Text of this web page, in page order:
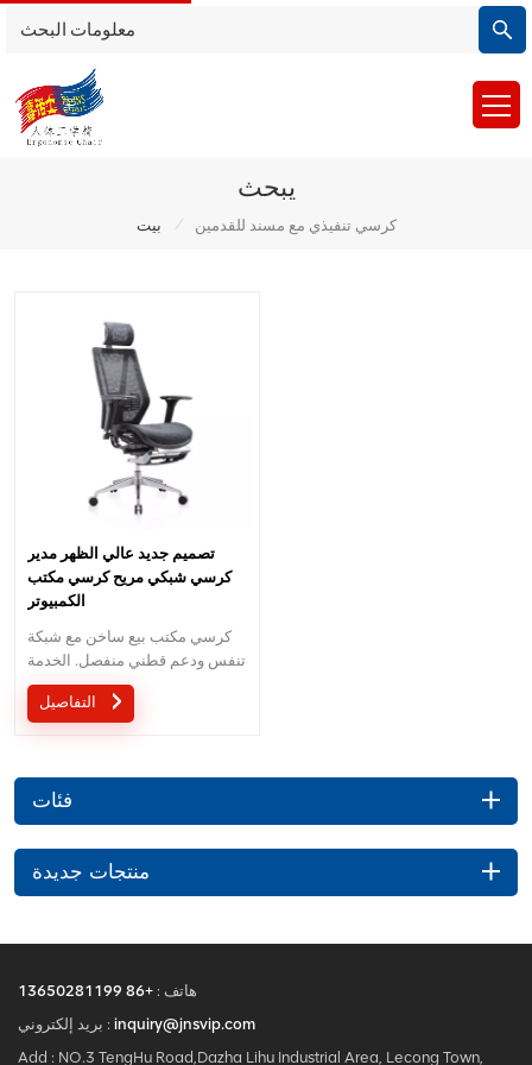
يبحث
بيت / كرسي تنفيذي مع مسند للقدمين
تصميم جديد عالي الظهر مدير
كرسي شبكي مريح كرسي مكتب
الكمبيوتر
كرسي مكتب بيع ساخن مع شبكة
تنفس ودعم قطني منفصل. الخدمة
فئات
منتجات جديدة
هاتف : +86 13650281199
بريد إلكتروني : inquiry@jnsvip.com
Add : NO.3 TengHu Road,Dazha Lihu Industrial Area, Lecong Town,